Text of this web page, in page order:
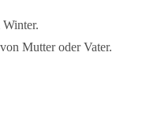
Mutter oder Vater.